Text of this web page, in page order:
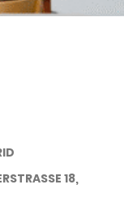
18, 1